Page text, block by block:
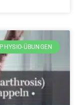
PHYSIO-ÜBUNGEN